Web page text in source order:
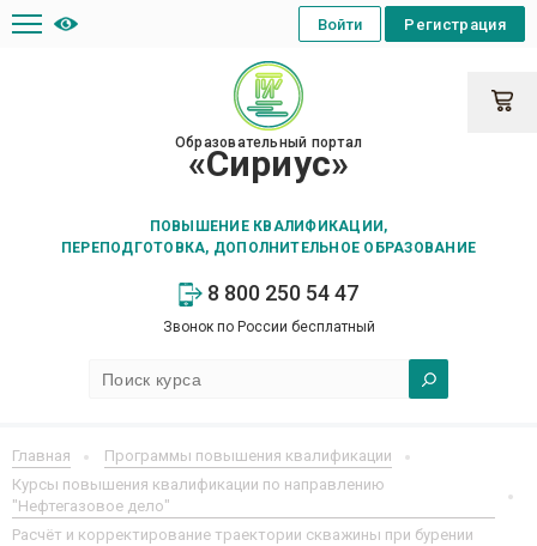
Образовательный портал
«Сириус»
ПОВЫШЕНИЕ КВАЛИФИКАЦИИ,
ПЕРЕПОДГОТОВКА, ДОПОЛНИТЕЛЬНОЕ ОБРАЗОВАНИЕ
8 800 250 54 47
Звонок по России бесплатный
Регистрация
Войти
Главная
Программы повышения квалификации
Курсы повышения квалификации по направлению
"Нефтегазовое дело"
Расчёт и корректирование траектории скважины при бурении